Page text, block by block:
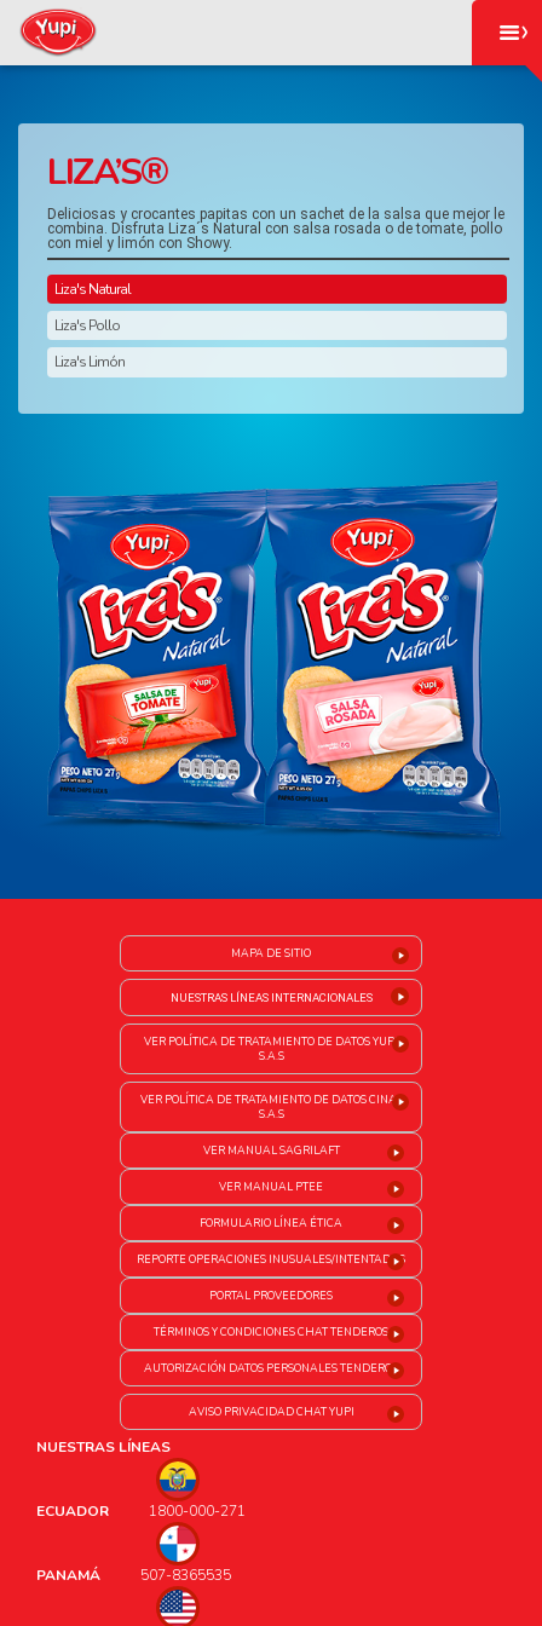
LIZA’S®
Deliciosas y crocantes papitas con un sachet de la salsa que mejor le
combina. Disfruta Liza´s Natural con salsa rosada o de tomate, pollo
con miel y limón con Showy.
Liza's Natural
Liza's Pollo
Liza's Limón
MAPA DE SITIO
NUESTRAS LÍNEAS INTERNACIONALES
VER POLÍTICA DE TRATAMIENTO DE DATOS YUPI
S.A.S
VER POLÍTICA DE TRATAMIENTO DE DATOS CINAL
S.A.S
VER MANUAL SAGRILAFT
VER MANUAL PTEE
FORMULARIO LÍNEA ÉTICA
REPORTE OPERACIONES INUSUALES/INTENTADAS
PORTAL PROVEEDORES
TÉRMINOS Y CONDICIONES CHAT TENDEROS
AUTORIZACIÓN DATOS PERSONALES TENDEROS
AVISO PRIVACIDAD CHAT YUPI
NUESTRAS LÍNEAS
ECUADOR 1800-000-271
PANAMÁ 507-8365535